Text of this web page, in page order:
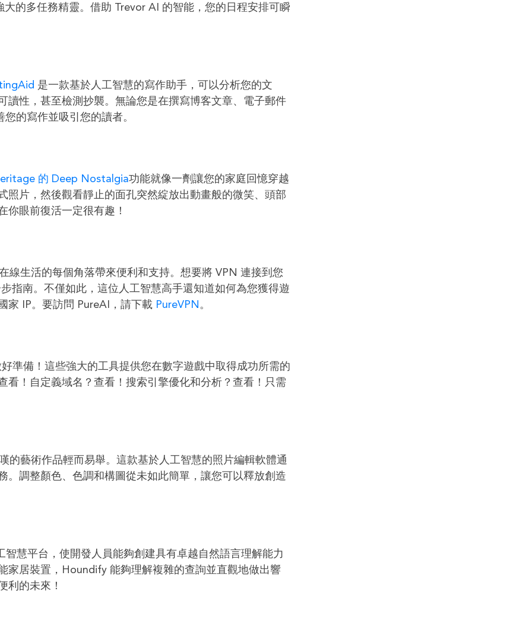
的多任務精靈。借助 Trevor AI 的智能，您的日程安排可瞬
是一款基於人工智慧的寫作助手，可以分析您的文
讀性，甚至檢測抄襲。無論您是在撰寫博客文章、電子郵件
的寫作並吸引您的讀者。
的 Deep Nostalgia功能就像一劑讓您的家庭回憶穿越
照片，然後觀看靜止的面孔突然綻放出動畫般的微笑、頭部
你眼前復活一定很有趣！
線生活的每個角落帶來便利和支持。想要將 VPN 連接到您
指南。不僅如此，這位人工智慧高手還知道如何為您獲得遊
家 IP。要訪問 PureAI，請下載 PureVPN 。
準備！這些強大的工具提供您在數字遊戲中取得成功所需的
看！自定義域名？查看！搜索引擎優化和分析？查看！只需
的藝術作品輕而易舉。這款基於人工智慧的照片編輯軟體通
。調整顏色、色調和構圖從未如此簡單，讓您可以釋放創造
慧平台，使開發人員能夠創建具有卓越自然語言理解能力
家居裝置，Houndify 能夠理解複雜的查詢並直觀地做出響
利的未來！